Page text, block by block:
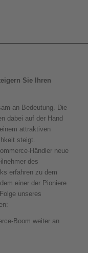
Sie Ihren
an Bedeutung. Die
dabei auf der Hand
attraktiven
steigt.
Händler neue
des
erfahren zu dem
einer der Pioniere
unseres
Boom weiter an